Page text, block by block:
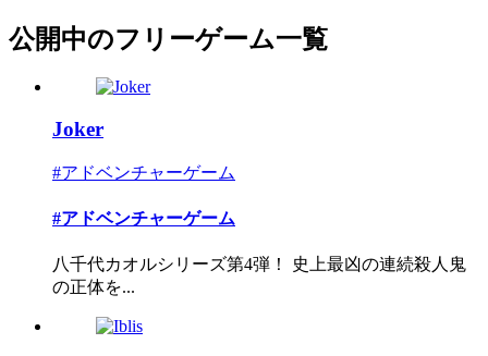
公開中のフリーゲーム一覧
Joker
#アドベンチャーゲーム
#アドベンチャーゲーム
八千代カオルシリーズ第4弾！ 史上最凶の連続殺人鬼
の正体を...